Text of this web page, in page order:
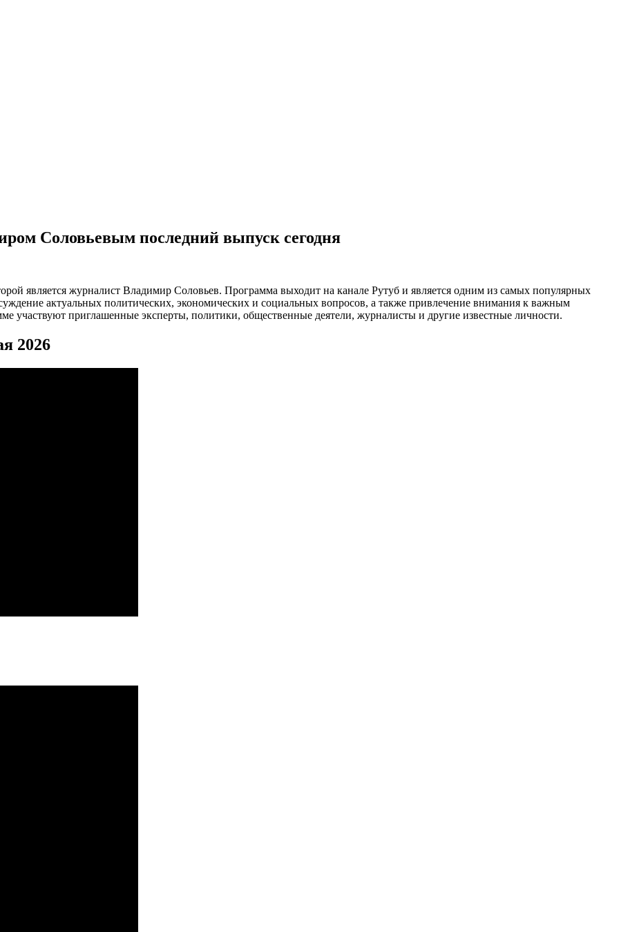
Соловьевым последний выпуск сегодня
является журналист Владимир Соловьев. Программа выходит на канале Рутуб и является одним из самых популярных
актуальных политических, экономических и социальных вопросов, а также привлечение внимания к важным
участвуют приглашенные эксперты, политики, общественные деятели, журналисты и другие известные личности.
2026